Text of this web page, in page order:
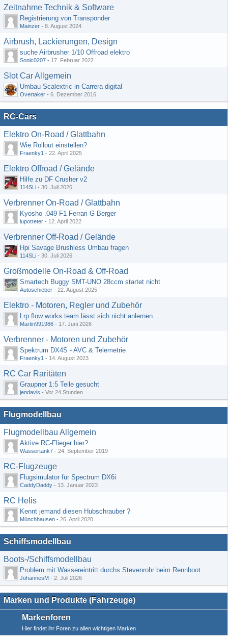
Zeitnahme Technik & Software
Registrierung von Transponder
Mainzer - 8. August 2024
Airbrush, Lackierungen, Design
suche Airbrusher 1/10 Offroad elektro
Sonic0207 - 17. Februar 2022
Slot Car Allgemein
Umbau Scalextric in Carrera digital
Overtaker - 6. Dezember 2016
RC-Cars
Elektro On-Road / Glattbahn
Wie Rollout einstellen?
Fraenky1 - 22. April 2025
Elektro Offroad / Gelände
Hilfe zu DF Crusher v2
114SLi - 30. Juli 2026
Verbrenner On-Road / Glattbahn
Kyosho .049 F1 Ferrari G Berger
lupotreter - 12. April 2022
Verbrenner Off-Road / Gelände
Hpi Savage Brushless Umbau fragen
114SLi - 30. Juli 2026
Großmodelle On-Road & Off-Road
Smartech Buggy SMT-UNO 28ccm startet nicht
Autoschieber - 22. August 2025
Elektro - Motoren, Regler und Zubehör
Lrp flow works team lässt sich nicht anlernen
Martin991986 - 17. Juni 2026
Verbrenner - Motoren und Zubehör
Spektrum DX4S - AVC & Telemetrie
Fraenky1 - 14. August 2023
RC Car Raritäten
Graupner 1:5 Teile gesucht
jendavis - Vor 24 Stunden
Flugmodellbau
Flugmodellbau Allgemein
Aktive RC-Flieger hier?
Wassertank7 - 24. September 2019
RC-Flugzeuge
Flugsimulator für Spectrum DX6i
CaddyDaddy - 13. Januar 2023
RC Helis
Kennt jemand diesen Hubschrauber ?
Münchhausen - 26. April 2020
Schiffsmodellbau
Boots-/Schiffsmodellbau
Problem mit Wassereintritt durchs Stevenrohr beim Rennboot
JohannesM - 2. Juli 2026
Marken und Produkte (Fahrzeuge)
Markenforen
Hier findet ihr Foren zu allen wichtigen Marken